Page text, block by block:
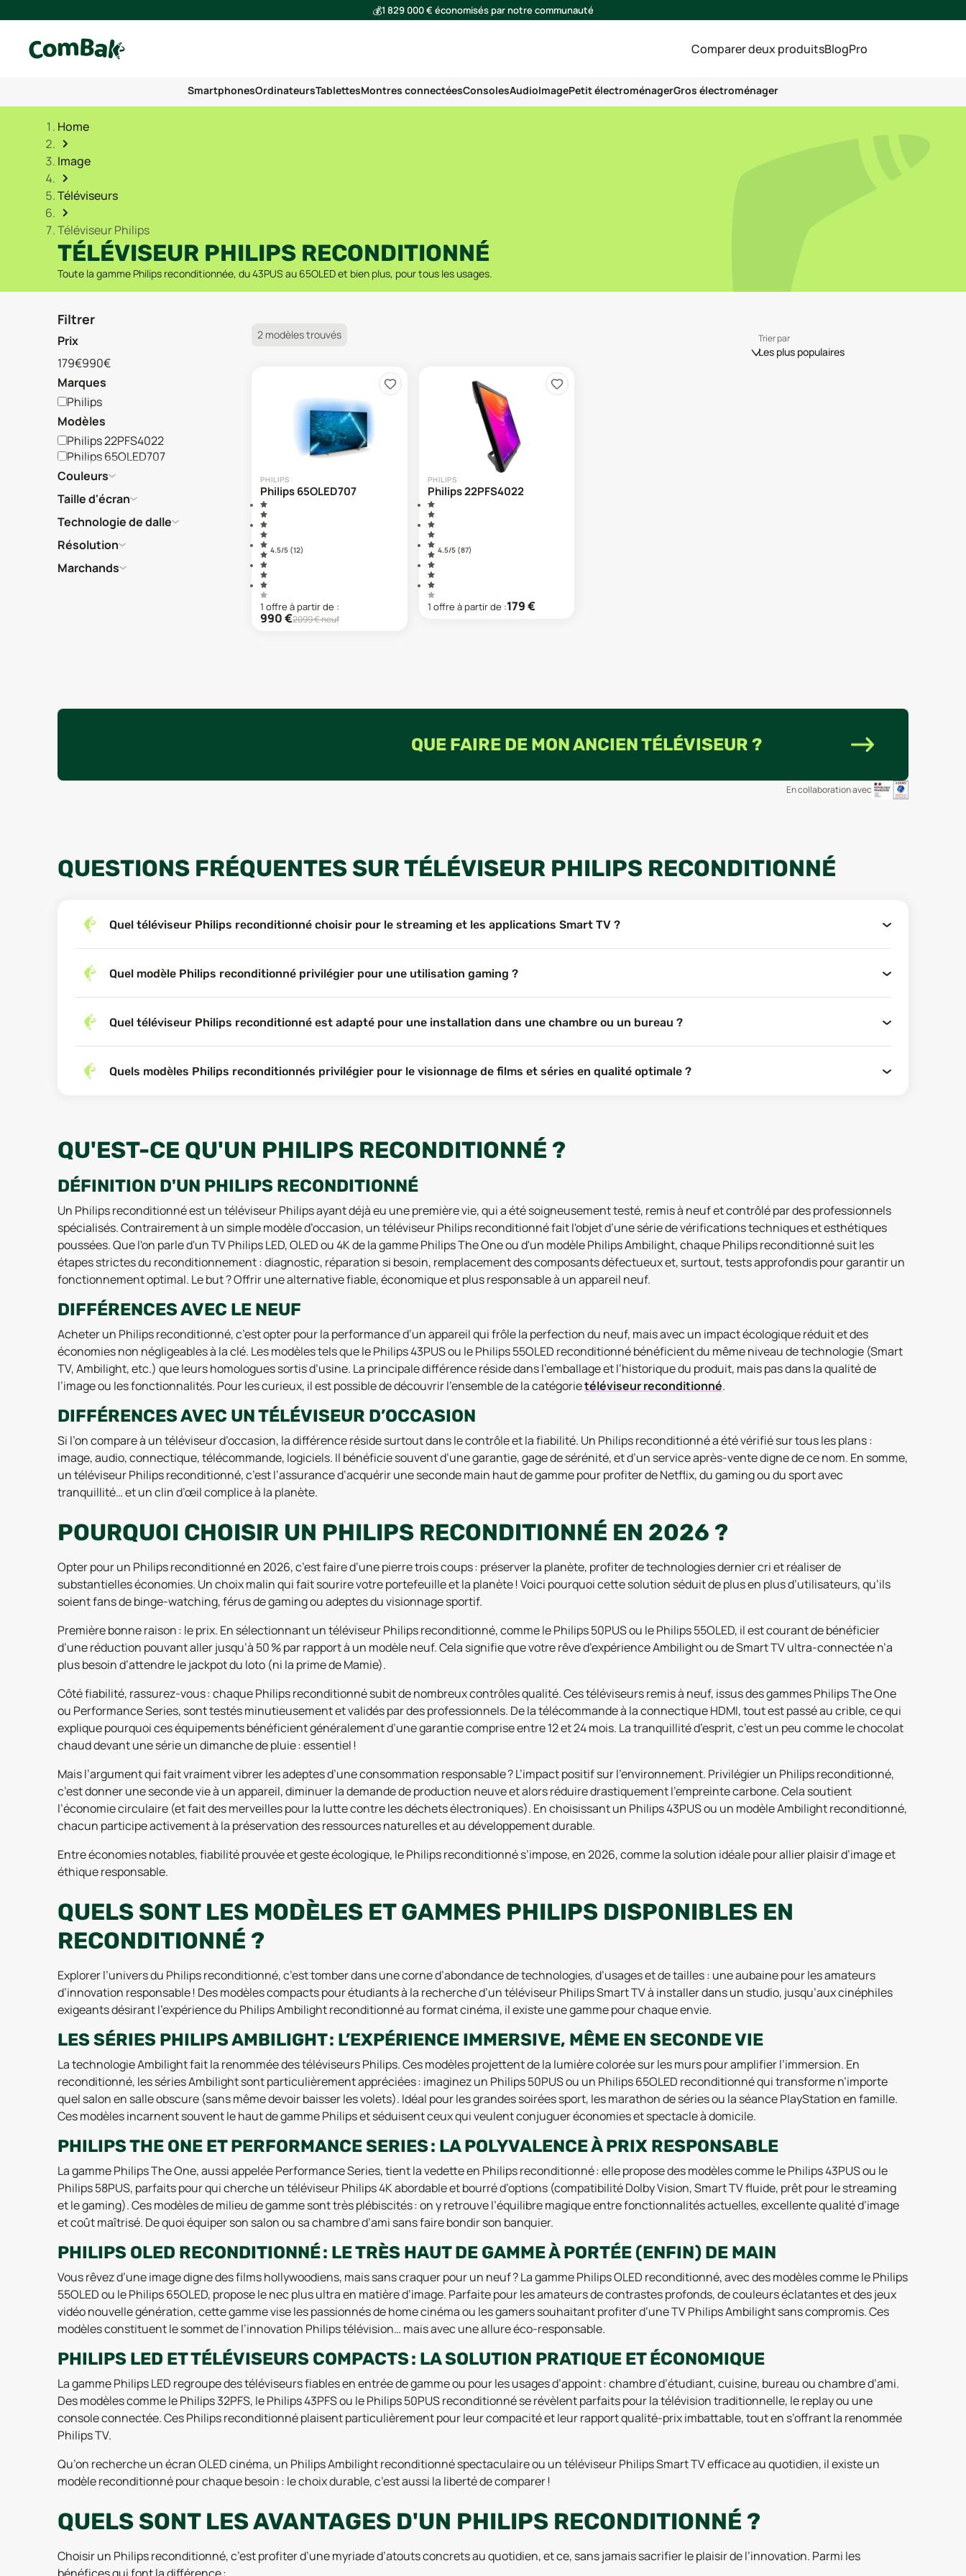
💰1 829 000 € économisés par notre communauté
Comparer deux produitsBlogPro
SmartphonesOrdinateursTablettesMontres connectéesConsolesAudioImagePetit électroménagerGros électroménager
Home
Image
Téléviseurs
Téléviseur Philips
TÉLÉVISEUR PHILIPS RECONDITIONNÉ
Toute la gamme Philips reconditionnée, du 43PUS au 65OLED et bien plus, pour tous les usages.
Filtrer
Prix
179€990€
Marques
Philips
Modèles
Philips 22PFS4022
Philips 65OLED707
Couleurs
Taille d'écran
Technologie de dalle
Résolution
Marchands
2 modèles trouvés Trier par
Les plus populaires
PHILIPS
Philips 65OLED707
4.5/5 (12)
1 offre à partir de :
990€2099€ neuf
PHILIPS
Philips 22PFS4022
4.5/5 (87)
1 offre à partir de :179€
QUE FAIRE DE MON ANCIEN TÉLÉVISEUR ?
En collaboration avec
QUESTIONS FRÉQUENTES SUR TÉLÉVISEUR PHILIPS RECONDITIONNÉ
Quel téléviseur Philips reconditionné choisir pour le streaming et les applications Smart TV ?
Quel modèle Philips reconditionné privilégier pour une utilisation gaming ?
Quel téléviseur Philips reconditionné est adapté pour une installation dans une chambre ou un bureau ?
Quels modèles Philips reconditionnés privilégier pour le visionnage de films et séries en qualité optimale ?
QU'EST-CE QU'UN PHILIPS RECONDITIONNÉ ?
DÉFINITION D'UN PHILIPS RECONDITIONNÉ
Un Philips reconditionné est un téléviseur Philips ayant déjà eu une première vie, qui a été soigneusement testé, remis à neuf et contrôlé par des professionnels
spécialisés. Contrairement à un simple modèle d’occasion, un téléviseur Philips reconditionné fait l'objet d’une série de vérifications techniques et esthétiques
poussées. Que l'on parle d'un TV Philips LED, OLED ou 4K de la gamme Philips The One ou d'un modèle Philips Ambilight, chaque Philips reconditionné suit les
étapes strictes du reconditionnement : diagnostic, réparation si besoin, remplacement des composants défectueux et, surtout, tests approfondis pour garantir un
fonctionnement optimal. Le but ? Offrir une alternative fiable, économique et plus responsable à un appareil neuf.
DIFFÉRENCES AVEC LE NEUF
Acheter un Philips reconditionné, c’est opter pour la performance d’un appareil qui frôle la perfection du neuf, mais avec un impact écologique réduit et des
économies non négligeables à la clé. Les modèles tels que le Philips 43PUS ou le Philips 55OLED reconditionné bénéficient du même niveau de technologie (Smart
TV, Ambilight, etc.) que leurs homologues sortis d’usine. La principale différence réside dans l’emballage et l’historique du produit, mais pas dans la qualité de
l’image ou les fonctionnalités. Pour les curieux, il est possible de découvrir l’ensemble de la catégorietéléviseur reconditionné.
DIFFÉRENCES AVEC UN TÉLÉVISEUR D’OCCASION
Si l’on compare à un téléviseur d’occasion, la différence réside surtout dans le contrôle et la fiabilité. Un Philips reconditionné a été vérifié sur tous les plans :
image, audio, connectique, télécommande, logiciels. Il bénéficie souvent d’une garantie, gage de sérénité, et d’un service après-vente digne de ce nom. En somme,
un téléviseur Philips reconditionné, c’est l’assurance d’acquérir une seconde main haut de gamme pour profiter de Netflix, du gaming ou du sport avec
tranquillité… et un clin d’œil complice à la planète.
POURQUOI CHOISIR UN PHILIPS RECONDITIONNÉ EN 2026 ?
Opter pour un Philips reconditionné en 2026, c’est faire d’une pierre trois coups : préserver la planète, profiter de technologies dernier cri et réaliser de
substantielles économies. Un choix malin qui fait sourire votre portefeuille et la planète ! Voici pourquoi cette solution séduit de plus en plus d’utilisateurs, qu’ils
soient fans de binge-watching, férus de gaming ou adeptes du visionnage sportif.
Première bonne raison : le prix. En sélectionnant un téléviseur Philips reconditionné, comme le Philips 50PUS ou le Philips 55OLED, il est courant de bénéficier
d’une réduction pouvant aller jusqu’à 50 % par rapport à un modèle neuf. Cela signifie que votre rêve d’expérience Ambilight ou de Smart TV ultra-connectée n’a
plus besoin d’attendre le jackpot du loto (ni la prime de Mamie).
Côté fiabilité, rassurez-vous : chaque Philips reconditionné subit de nombreux contrôles qualité. Ces téléviseurs remis à neuf, issus des gammes Philips The One
ou Performance Series, sont testés minutieusement et validés par des professionnels. De la télécommande à la connectique HDMI, tout est passé au crible, ce qui
explique pourquoi ces équipements bénéficient généralement d’une garantie comprise entre 12 et 24 mois. La tranquillité d’esprit, c’est un peu comme le chocolat
chaud devant une série un dimanche de pluie : essentiel !
Mais l’argument qui fait vraiment vibrer les adeptes d’une consommation responsable ? L’impact positif sur l’environnement. Privilégier un Philips reconditionné,
c’est donner une seconde vie à un appareil, diminuer la demande de production neuve et alors réduire drastiquement l’empreinte carbone. Cela soutient
l’économie circulaire (et fait des merveilles pour la lutte contre les déchets électroniques). En choisissant un Philips 43PUS ou un modèle Ambilight reconditionné,
chacun participe activement à la préservation des ressources naturelles et au développement durable.
Entre économies notables, fiabilité prouvée et geste écologique, le Philips reconditionné s’impose, en 2026, comme la solution idéale pour allier plaisir d’image et
éthique responsable.
QUELS SONT LES MODÈLES ET GAMMES PHILIPS DISPONIBLES EN
RECONDITIONNÉ ?
Explorer l’univers du Philips reconditionné, c’est tomber dans une corne d’abondance de technologies, d’usages et de tailles : une aubaine pour les amateurs
d’innovation responsable ! Des modèles compacts pour étudiants à la recherche d’un téléviseur Philips Smart TV à installer dans un studio, jusqu’aux cinéphiles
exigeants désirant l’expérience du Philips Ambilight reconditionné au format cinéma, il existe une gamme pour chaque envie.
LES SÉRIES PHILIPS AMBILIGHT : L’EXPÉRIENCE IMMERSIVE, MÊME EN SECONDE VIE
La technologie Ambilight fait la renommée des téléviseurs Philips. Ces modèles projettent de la lumière colorée sur les murs pour amplifier l’immersion. En
reconditionné, les séries Ambilight sont particulièrement appréciées : imaginez un Philips 50PUS ou un Philips 65OLED reconditionné qui transforme n’importe
quel salon en salle obscure (sans même devoir baisser les volets). Idéal pour les grandes soirées sport, les marathon de séries ou la séance PlayStation en famille.
Ces modèles incarnent souvent le haut de gamme Philips et séduisent ceux qui veulent conjuguer économies et spectacle à domicile.
PHILIPS THE ONE ET PERFORMANCE SERIES : LA POLYVALENCE À PRIX RESPONSABLE
La gamme Philips The One, aussi appelée Performance Series, tient la vedette en Philips reconditionné : elle propose des modèles comme le Philips 43PUS ou le
Philips 58PUS, parfaits pour qui cherche un téléviseur Philips 4K abordable et bourré d’options (compatibilité Dolby Vision, Smart TV fluide, prêt pour le streaming
et le gaming). Ces modèles de milieu de gamme sont très plébiscités : on y retrouve l’équilibre magique entre fonctionnalités actuelles, excellente qualité d’image
et coût maîtrisé. De quoi équiper son salon ou sa chambre d’ami sans faire bondir son banquier.
PHILIPS OLED RECONDITIONNÉ : LE TRÈS HAUT DE GAMME À PORTÉE (ENFIN) DE MAIN
Vous rêvez d’une image digne des films hollywoodiens, mais sans craquer pour un neuf ? La gamme Philips OLED reconditionné, avec des modèles comme le Philips
55OLED ou le Philips 65OLED, propose le nec plus ultra en matière d’image. Parfaite pour les amateurs de contrastes profonds, de couleurs éclatantes et des jeux
vidéo nouvelle génération, cette gamme vise les passionnés de home cinéma ou les gamers souhaitant profiter d’une TV Philips Ambilight sans compromis. Ces
modèles constituent le sommet de l’innovation Philips télévision… mais avec une allure éco-responsable.
PHILIPS LED ET TÉLÉVISEURS COMPACTS : LA SOLUTION PRATIQUE ET ÉCONOMIQUE
La gamme Philips LED regroupe des téléviseurs fiables en entrée de gamme ou pour les usages d’appoint : chambre d’étudiant, cuisine, bureau ou chambre d’ami.
Des modèles comme le Philips 32PFS, le Philips 43PFS ou le Philips 50PUS reconditionné se révèlent parfaits pour la télévision traditionnelle, le replay ou une
console connectée. Ces Philips reconditionné plaisent particulièrement pour leur compacité et leur rapport qualité-prix imbattable, tout en s’offrant la renommée
Philips TV.
Qu’on recherche un écran OLED cinéma, un Philips Ambilight reconditionné spectaculaire ou un téléviseur Philips Smart TV efficace au quotidien, il existe un
modèle reconditionné pour chaque besoin : le choix durable, c’est aussi la liberté de comparer !
QUELS SONT LES AVANTAGES D'UN PHILIPS RECONDITIONNÉ ?
Choisir un Philips reconditionné, c’est profiter d’une myriade d’atouts concrets au quotidien, et ce, sans jamais sacrifier le plaisir de l’innovation. Parmi les
bénéfices qui font la différence :